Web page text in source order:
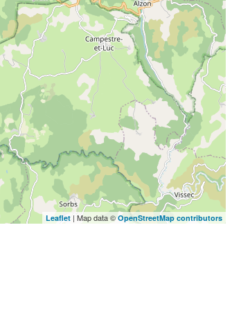
Leaflet | Map data © OpenStreetMap contributors